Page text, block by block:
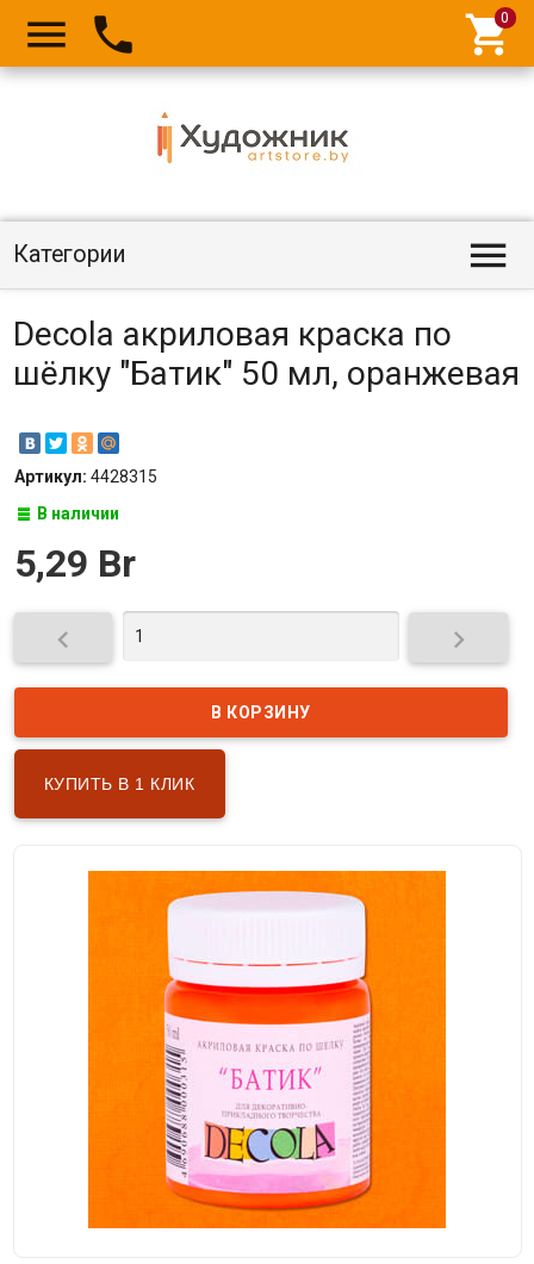
  
Категории 
Decola акриловая краска по
шёлку "Батик" 50 мл, оранжевая
Артикул: 4428315
В наличии
5,29 Br
 
КУПИТЬ В 1 КЛИК